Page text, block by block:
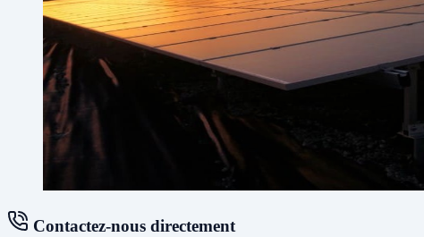
Contactez-nous directement